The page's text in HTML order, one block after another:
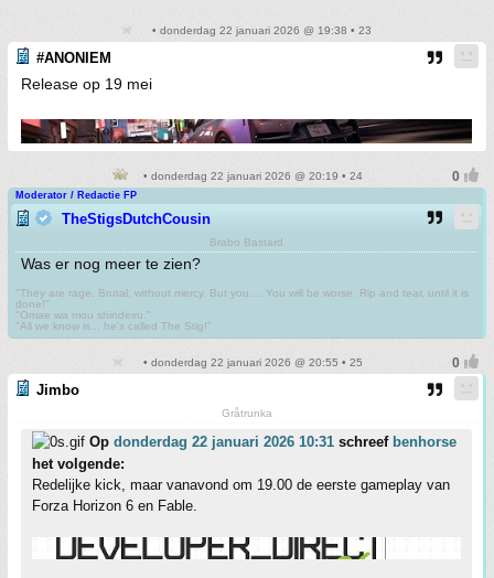
• donderdag 22 januari 2026 @ 19:38 • 23
#ANONIEM
Release op 19 mei
• donderdag 22 januari 2026 @ 20:19 • 24
Moderator / Redactie FP
TheStigsDutchCousin
Brabo Bastard
Was er nog meer te zien?
"They are rage. Brutal, without mercy. But you.... You will be worse. Rip and tear, until it is
done!"
"Omae wa mou shindeiru."
"All we know is... he's called The Stig!"
• donderdag 22 januari 2026 @ 20:55 • 25
Jimbo
Gråtrunka
Op donderdag 22 januari 2026 10:31 schreef benhorse
het volgende:
Redelijke kick, maar vanavond om 19.00 de eerste gameplay van
Forza Horizon 6 en Fable.